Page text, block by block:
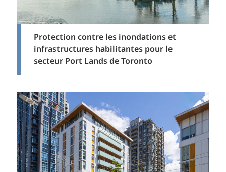
Protection contre les inondations et
infrastructures habilitantes pour le
secteur Port Lands de Toronto